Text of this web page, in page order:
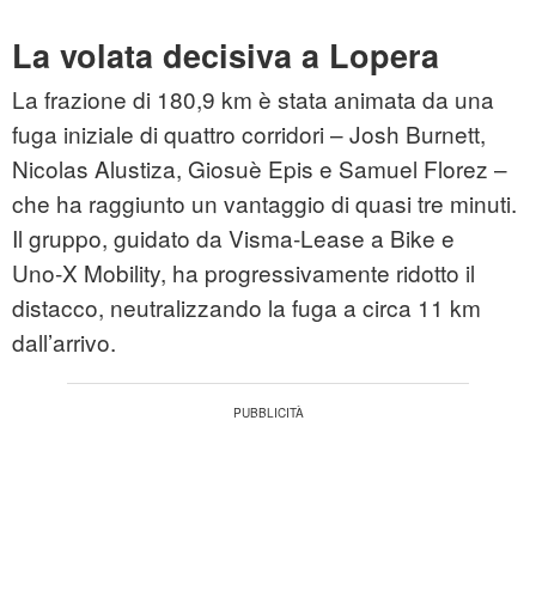
La volata decisiva a Lopera
La frazione di 180,9 km è stata animata da una
fuga iniziale di quattro corridori – Josh Burnett,
Nicolas Alustiza, Giosuè Epis e Samuel Florez –
che ha raggiunto un vantaggio di quasi tre minuti.
Il gruppo, guidato da Visma‑Lease a Bike e
Uno‑X Mobility, ha progressivamente ridotto il
distacco, neutralizzando la fuga a circa 11 km
dall’arrivo.